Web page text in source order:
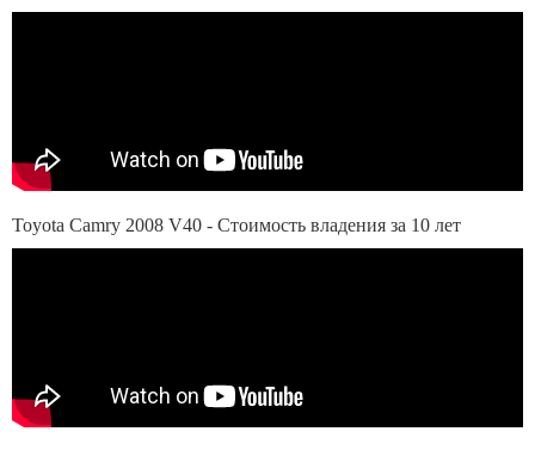
Toyota Camry 2008 V40 - Стоимость владения за 10 лет